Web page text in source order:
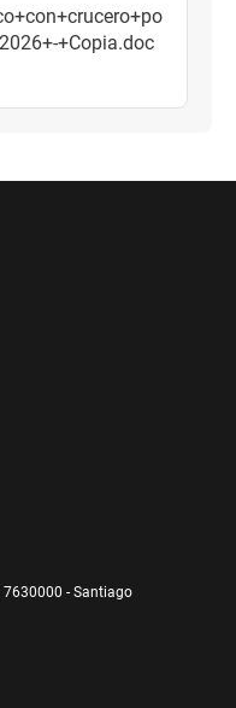
+Copia.doc
7630000 - Santiago